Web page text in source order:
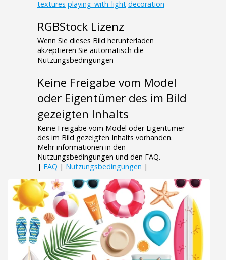
textures playing_with_light decoration
RGBStock Lizenz
Wenn Sie dieses Bild herunterladen
akzeptieren Sie automatisch die
Nutzungsbedingungen
Keine Freigabe vom Model
oder Eigentümer des im Bild
gezeigten Inhalts
Keine Freigabe vom Model oder Eigentümer
des im Bild gezeigten Inhalts vorhanden.
Mehr informationen in den
Nutzungsbedingungen und den FAQ.
| FAQ | Nutzungsbedingungen |